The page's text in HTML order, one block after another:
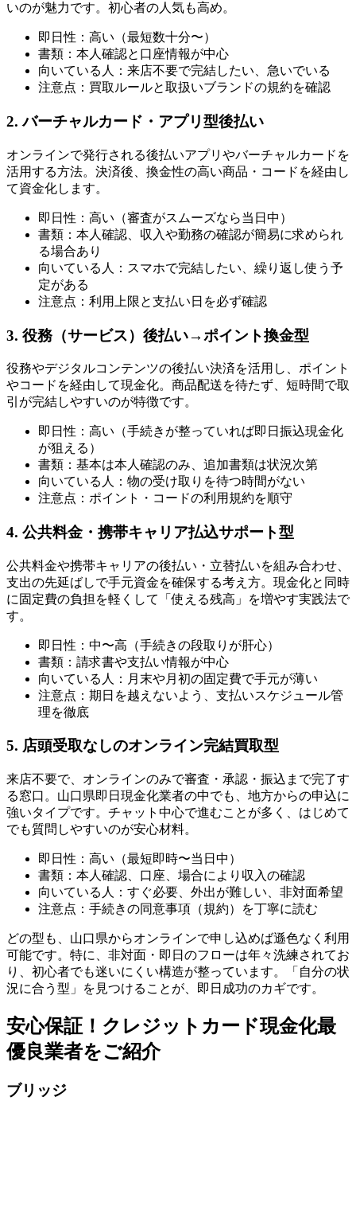
いのが魅力です。初心者の人気も高め。
即日性：高い（最短数十分〜）
書類：本人確認と口座情報が中心
向いている人：来店不要で完結したい、急いでいる
注意点：買取ルールと取扱いブランドの規約を確認
2. バーチャルカード・アプリ型後払い
オンラインで発行される後払いアプリやバーチャルカードを
活用する方法。決済後、換金性の高い商品・コードを経由し
て資金化します。
即日性：高い（審査がスムーズなら当日中）
書類：本人確認、収入や勤務の確認が簡易に求められ
る場合あり
向いている人：スマホで完結したい、繰り返し使う予
定がある
注意点：利用上限と支払い日を必ず確認
3. 役務（サービス）後払い→ポイント換金型
役務やデジタルコンテンツの後払い決済を活用し、ポイント
やコードを経由して現金化。商品配送を待たず、短時間で取
引が完結しやすいのが特徴です。
即日性：高い（手続きが整っていれば即日振込現金化
が狙える）
書類：基本は本人確認のみ、追加書類は状況次第
向いている人：物の受け取りを待つ時間がない
注意点：ポイント・コードの利用規約を順守
4. 公共料金・携帯キャリア払込サポート型
公共料金や携帯キャリアの後払い・立替払いを組み合わせ、
支出の先延ばしで手元資金を確保する考え方。現金化と同時
に固定費の負担を軽くして「使える残高」を増やす実践法で
す。
即日性：中〜高（手続きの段取りが肝心）
書類：請求書や支払い情報が中心
向いている人：月末や月初の固定費で手元が薄い
注意点：期日を越えないよう、支払いスケジュール管
理を徹底
5. 店頭受取なしのオンライン完結買取型
来店不要で、オンラインのみで審査・承認・振込まで完了す
る窓口。山口県即日現金化業者の中でも、地方からの申込に
強いタイプです。チャット中心で進むことが多く、はじめて
でも質問しやすいのが安心材料。
即日性：高い（最短即時〜当日中）
書類：本人確認、口座、場合により収入の確認
向いている人：すぐ必要、外出が難しい、非対面希望
注意点：手続きの同意事項（規約）を丁寧に読む
どの型も、山口県からオンラインで申し込めば遜色なく利用
可能です。特に、非対面・即日のフローは年々洗練されてお
り、初心者でも迷いにくい構造が整っています。「自分の状
況に合う型」を見つけることが、即日成功のカギです。
安心保証！クレジットカード現金化最
優良業者をご紹介
ブリッジ